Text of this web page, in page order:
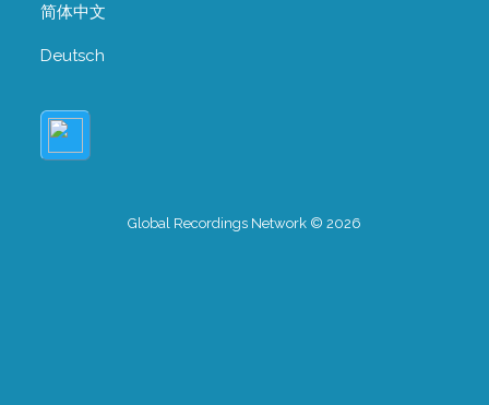
简体中文
Deutsch
Global Recordings Network © 2026